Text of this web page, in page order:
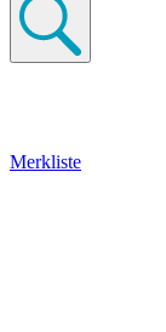
Merkliste